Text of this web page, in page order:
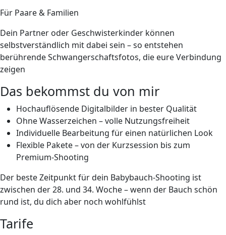
Für Paare & Familien
Dein Partner oder Geschwisterkinder können
selbstverständlich mit dabei sein – so entstehen
berührende Schwangerschaftsfotos, die eure Verbindung
zeigen
Das bekommst du von mir
Hochauflösende Digitalbilder in bester Qualität
Ohne Wasserzeichen – volle Nutzungsfreiheit
Individuelle Bearbeitung für einen natürlichen Look
Flexible Pakete– von der Kurzsession bis zum
Premium-Shooting
Der beste Zeitpunkt für dein Babybauch-Shooting ist
zwischen der 28. und 34. Woche – wenn der Bauch schön
rund ist, du dich aber noch wohlfühlst
Tarife